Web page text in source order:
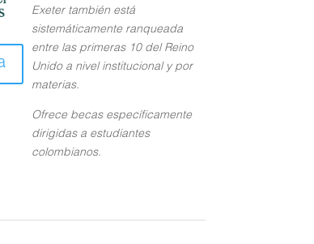
Exeter también está
sistemáticamente ranqueada
entre las primeras 10 del Reino
Unido a nivel institucional y por
materias.
Ofrece becas específicamente
dirigidas a estudiantes
colombianos.